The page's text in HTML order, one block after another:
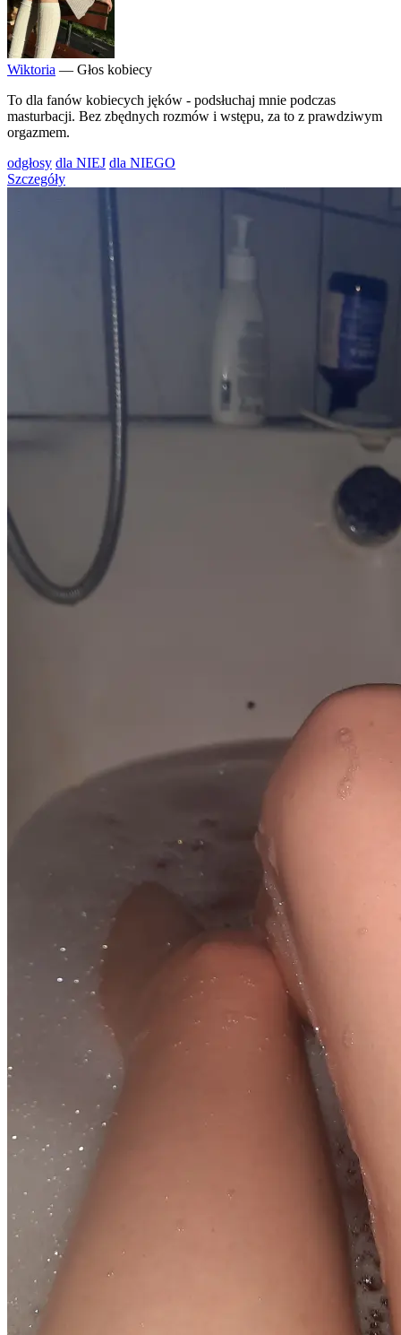
Wiktoria — Głos kobiecy
To dla fanów kobiecych jęków - podsłuchaj mnie podczas
masturbacji. Bez zbędnych rozmów i wstępu, za to z prawdziwym
orgazmem.
odgłosy dla NIEJ dla NIEGO
Szczegóły